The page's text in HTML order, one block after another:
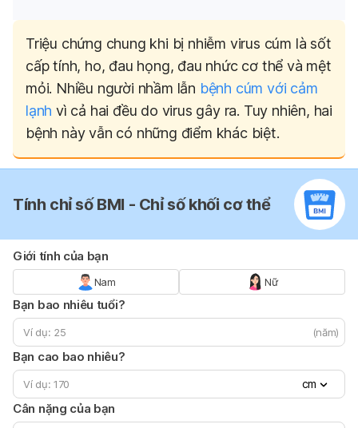
Triệu chứng chung khi bị nhiễm virus cúm là sốt
cấp tính, ho, đau họng, đau nhức cơ thể và mệt
mỏi. Nhiều người nhầm lẫn bệnh cúm với cảm
lạnh vì cả hai đều do virus gây ra. Tuy nhiên, hai
bệnh này vẫn có những điểm khác biệt.
Tính chỉ số BMI - Chỉ số khối cơ thể
Giới tính của bạn
Nam Nữ
Bạn bao nhiêu tuổi?
(năm)
Bạn cao bao nhiêu?
cm
Cân nặng của bạn